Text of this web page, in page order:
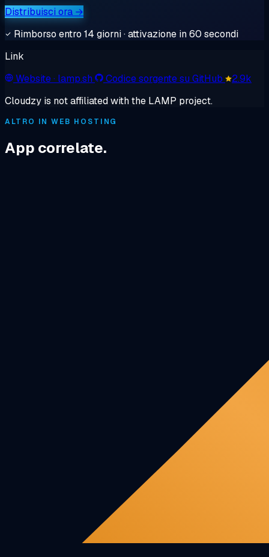
Distribuisci ora →
Rimborso entro 14 giorni · attivazione in 60 secondi
Link
Website· lamp.sh Codice sorgente su GitHub
2.9k
Cloudzy is not affiliated with the LAMP project.
ALTRO IN WEB HOSTING
App correlate.